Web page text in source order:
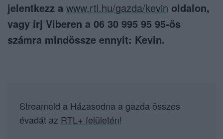
jelentkezz a www.rtl.hu/gazda/kevin oldalon,
vagy írj Viberen a 06 30 995 95 95-ös
számra mindössze ennyit: Kevin.
Streameld a Házasodna a gazda összes
évadát az RTL+ felületén!